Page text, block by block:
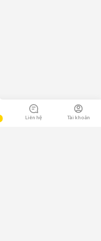
Liên hệ Tài khoản